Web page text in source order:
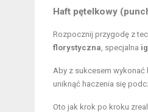
Haft pętelkowy
Rozpocznij przygodę z
florystyczna , specjalna
Aby z sukcesem wykonać
uniknąć haczenia się
Oto jak krok po kroku